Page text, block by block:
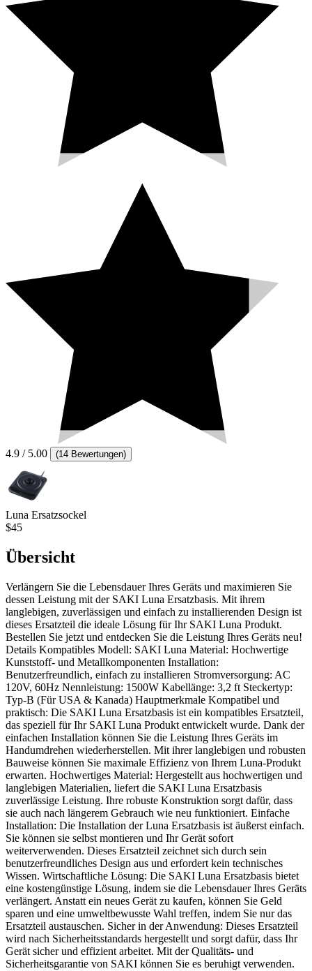
4.9 / 5.00 (14 Bewertungen)
Luna Ersatzsockel
$45
Übersicht
Verlängern Sie die Lebensdauer Ihres Geräts und maximieren Sie
dessen Leistung mit der SAKI Luna Ersatzbasis. Mit ihrem
langlebigen, zuverlässigen und einfach zu installierenden Design ist
dieses Ersatzteil die ideale Lösung für Ihr SAKI Luna Produkt.
Bestellen Sie jetzt und entdecken Sie die Leistung Ihres Geräts neu!
Details Kompatibles Modell: SAKI Luna Material: Hochwertige
Kunststoff- und Metallkomponenten Installation:
Benutzerfreundlich, einfach zu installieren Stromversorgung: AC
120V, 60Hz Nennleistung: 1500W Kabellänge: 3,2 ft Steckertyp:
Typ-B (Für USA & Kanada) Hauptmerkmale Kompatibel und
praktisch: Die SAKI Luna Ersatzbasis ist ein kompatibles Ersatzteil,
das speziell für Ihr SAKI Luna Produkt entwickelt wurde. Dank der
einfachen Installation können Sie die Leistung Ihres Geräts im
Handumdrehen wiederherstellen. Mit ihrer langlebigen und robusten
Bauweise können Sie maximale Effizienz von Ihrem Luna-Produkt
erwarten. Hochwertiges Material: Hergestellt aus hochwertigen und
langlebigen Materialien, liefert die SAKI Luna Ersatzbasis
zuverlässige Leistung. Ihre robuste Konstruktion sorgt dafür, dass
sie auch nach längerem Gebrauch wie neu funktioniert. Einfache
Installation: Die Installation der Luna Ersatzbasis ist äußerst einfach.
Sie können sie selbst montieren und Ihr Gerät sofort
weiterverwenden. Dieses Ersatzteil zeichnet sich durch sein
benutzerfreundliches Design aus und erfordert kein technisches
Wissen. Wirtschaftliche Lösung: Die SAKI Luna Ersatzbasis bietet
eine kostengünstige Lösung, indem sie die Lebensdauer Ihres Geräts
verlängert. Anstatt ein neues Gerät zu kaufen, können Sie Geld
sparen und eine umweltbewusste Wahl treffen, indem Sie nur das
Ersatzteil austauschen. Sicher in der Anwendung: Dieses Ersatzteil
wird nach Sicherheitsstandards hergestellt und sorgt dafür, dass Ihr
Gerät sicher und effizient arbeitet. Mit der Qualitäts- und
Sicherheitsgarantie von SAKI können Sie es beruhigt verwenden.